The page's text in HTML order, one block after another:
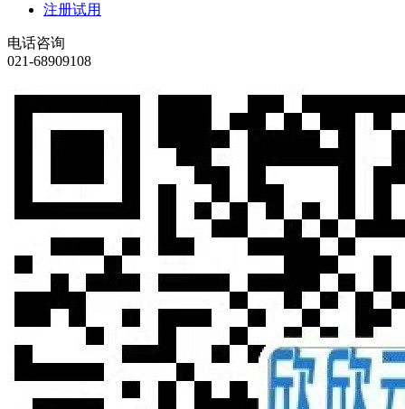
注册试用
电话咨询
021-68909108